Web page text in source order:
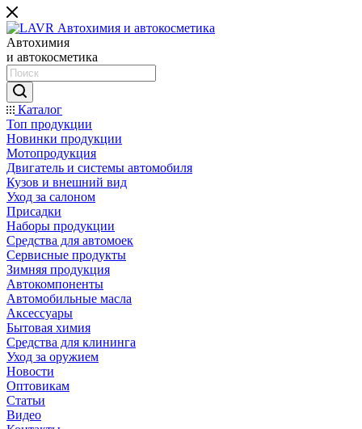
Автохимия
и автокосметика
Каталог
Топ продукции
Новинки продукции
Мотопродукция
Двигатель и системы автомобиля
Кузов и внешний вид
Уход за салоном
Присадки
Наборы продукции
Средства для автомоек
Сервисные продукты
Зимняя продукция
Автокомпоненты
Автомобильные масла
Аксессуары
Бытовая химия
Средства для клининга
Уход за оружием
Новости
Оптовикам
Статьи
Видео